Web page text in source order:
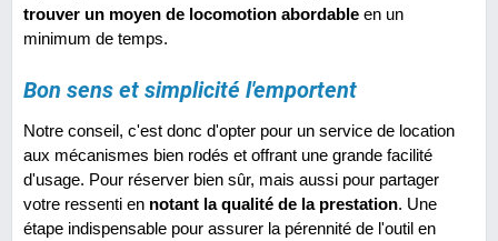
trouver un moyen de locomotion abordable en un
minimum de temps.
Bon sens et simplicité l'emportent
Notre conseil, c'est donc d'opter pour un service de location
aux mécanismes bien rodés et offrant une grande facilité
d'usage. Pour réserver bien sûr, mais aussi pour partager
votre ressenti en notant la qualité de la prestation. Une
étape indispensable pour assurer la pérennité de l'outil en